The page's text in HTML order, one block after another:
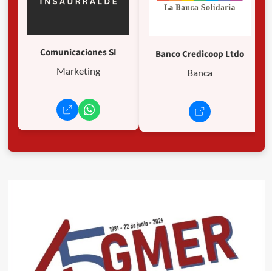
Comunicaciones SI
Marketing
Banco Credicoop Ltdo
Banca